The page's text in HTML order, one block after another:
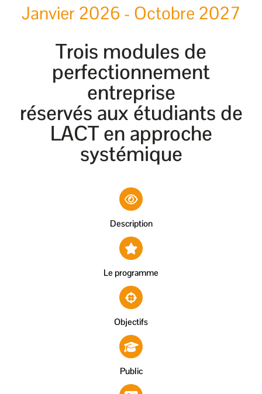
Janvier 2026 - Octobre 2027
Trois modules de
perfectionnement
entreprise
réservés aux étudiants de
LACT en approche
systémique
Description
Le programme
Objectifs
Public